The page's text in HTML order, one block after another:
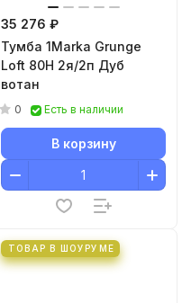
35 276 ₽
Тумба 1Marka Grunge
Loft 80Н 2я/2п Дуб
вотан
0 Есть в наличии
В корзину
ТОВАР В ШОУРУМЕ